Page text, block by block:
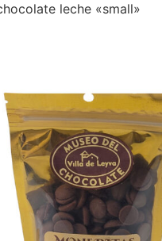
leche «small»